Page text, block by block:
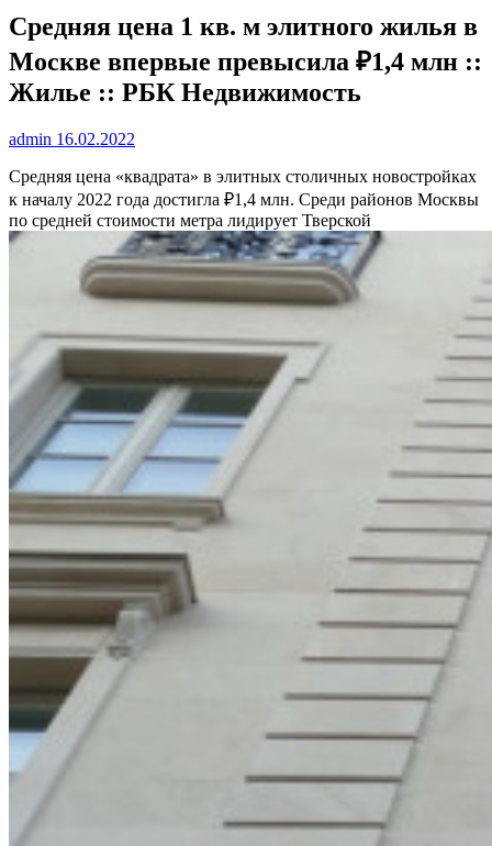
Средняя цена 1 кв. м элитного жилья в
Москве впервые превысила ₽1,4 млн ::
Жилье :: РБК Недвижимость
admin 16.02.2022
Средняя цена «квадрата» в элитных столичных новостройках
к началу 2022 года достигла ₽1,4 млн. Среди районов Москвы
по средней стоимости метра лидирует Тверской